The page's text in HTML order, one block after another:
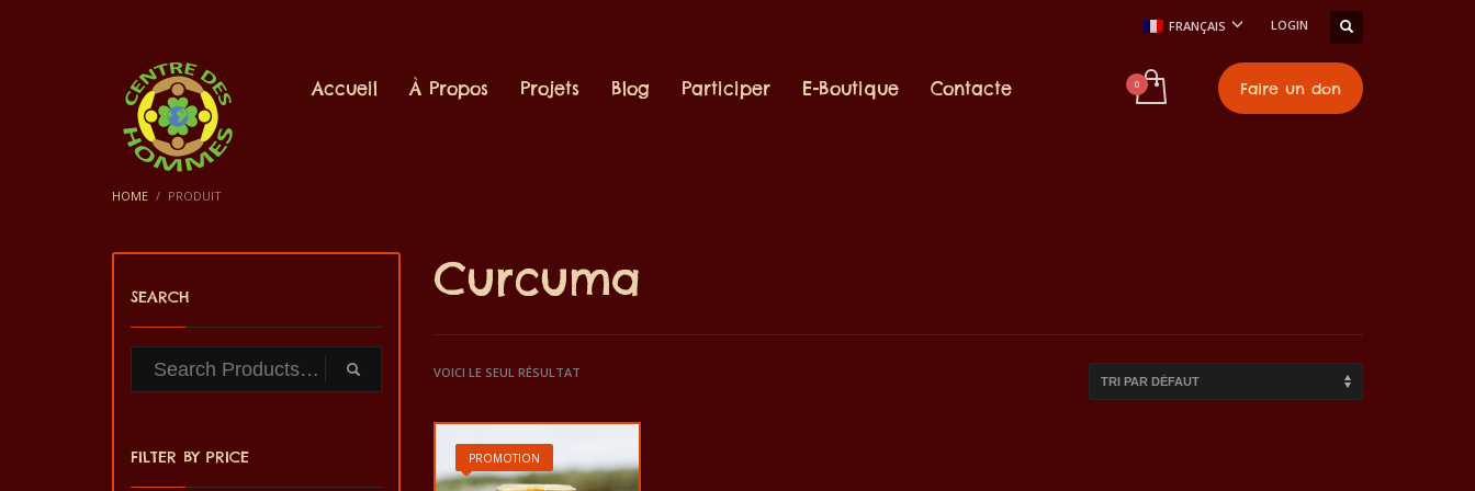
FRANÇAIS LOGIN
Accueil À Propos Projets Blog Participer E-Boutique Contacte Faire un don
HOME PRODUIT
Curcuma
VOICI LE SEUL RÉSULTAT
PROMOTION
SEARCH
FILTER BY PRICE